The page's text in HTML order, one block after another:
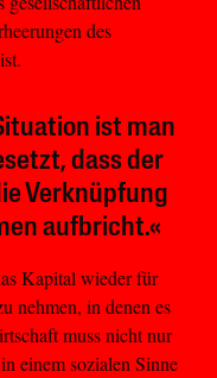
des
ist man
dass der
Verknüpfung
aufbricht.«
Kapital wieder für
nehmen, in denen es
muss nicht nur
einem sozialen Sinne